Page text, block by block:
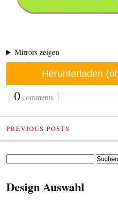
Mirrors zeigen
Herunterladen
{ 0comments }
PREVIOUS POSTS
Design Auswahl